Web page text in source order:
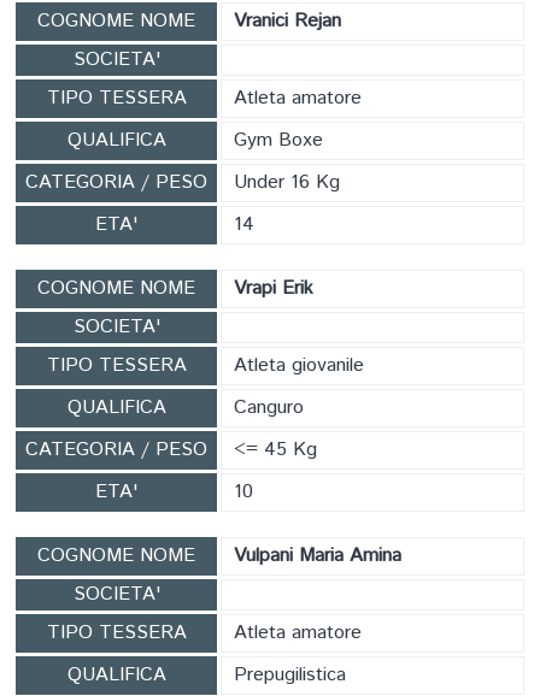
COGNOME NOME
Vranici Rejan
SOCIETA'
TIPO TESSERA
Atleta amatore
QUALIFICA
Gym Boxe
CATEGORIA / PESO
Under 16 Kg
ETA'
14
COGNOME NOME
Vrapi Erik
SOCIETA'
TIPO TESSERA
Atleta giovanile
QUALIFICA
Canguro
CATEGORIA / PESO
<= 45 Kg
ETA'
10
COGNOME NOME
Vulpani Maria Amina
SOCIETA'
TIPO TESSERA
Atleta amatore
QUALIFICA
Prepugilistica